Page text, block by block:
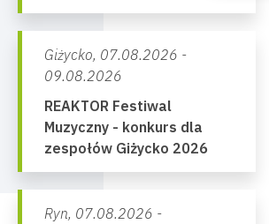
Giżycko, 07.08.2026 -
09.08.2026
REAKTOR Festiwal
Muzyczny - konkurs dla
zespołów Giżycko 2026
Ryn, 07.08.2026 -